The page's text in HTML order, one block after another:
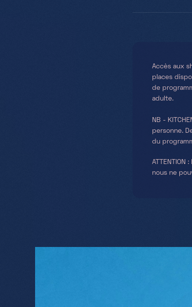
Accès aux
places
de
adulte.
NB -
personne.
du
nous ne